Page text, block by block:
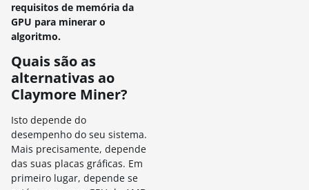
requisitos de memória da
GPU para minerar o
algoritmo.
Quais são as
alternativas ao
Claymore Miner?
Isto depende do
desempenho do seu sistema.
Mais precisamente, depende
das suas placas gráficas. Em
primeiro lugar, depende se